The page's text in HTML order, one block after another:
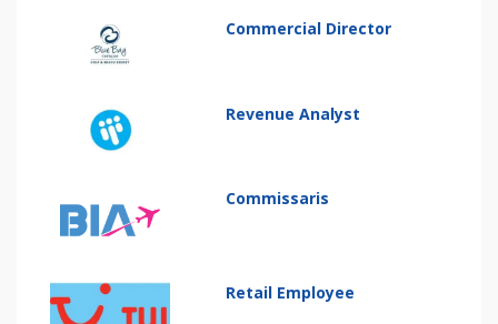
Commercial Director
Revenue Analyst
Commissaris
Retail Employee